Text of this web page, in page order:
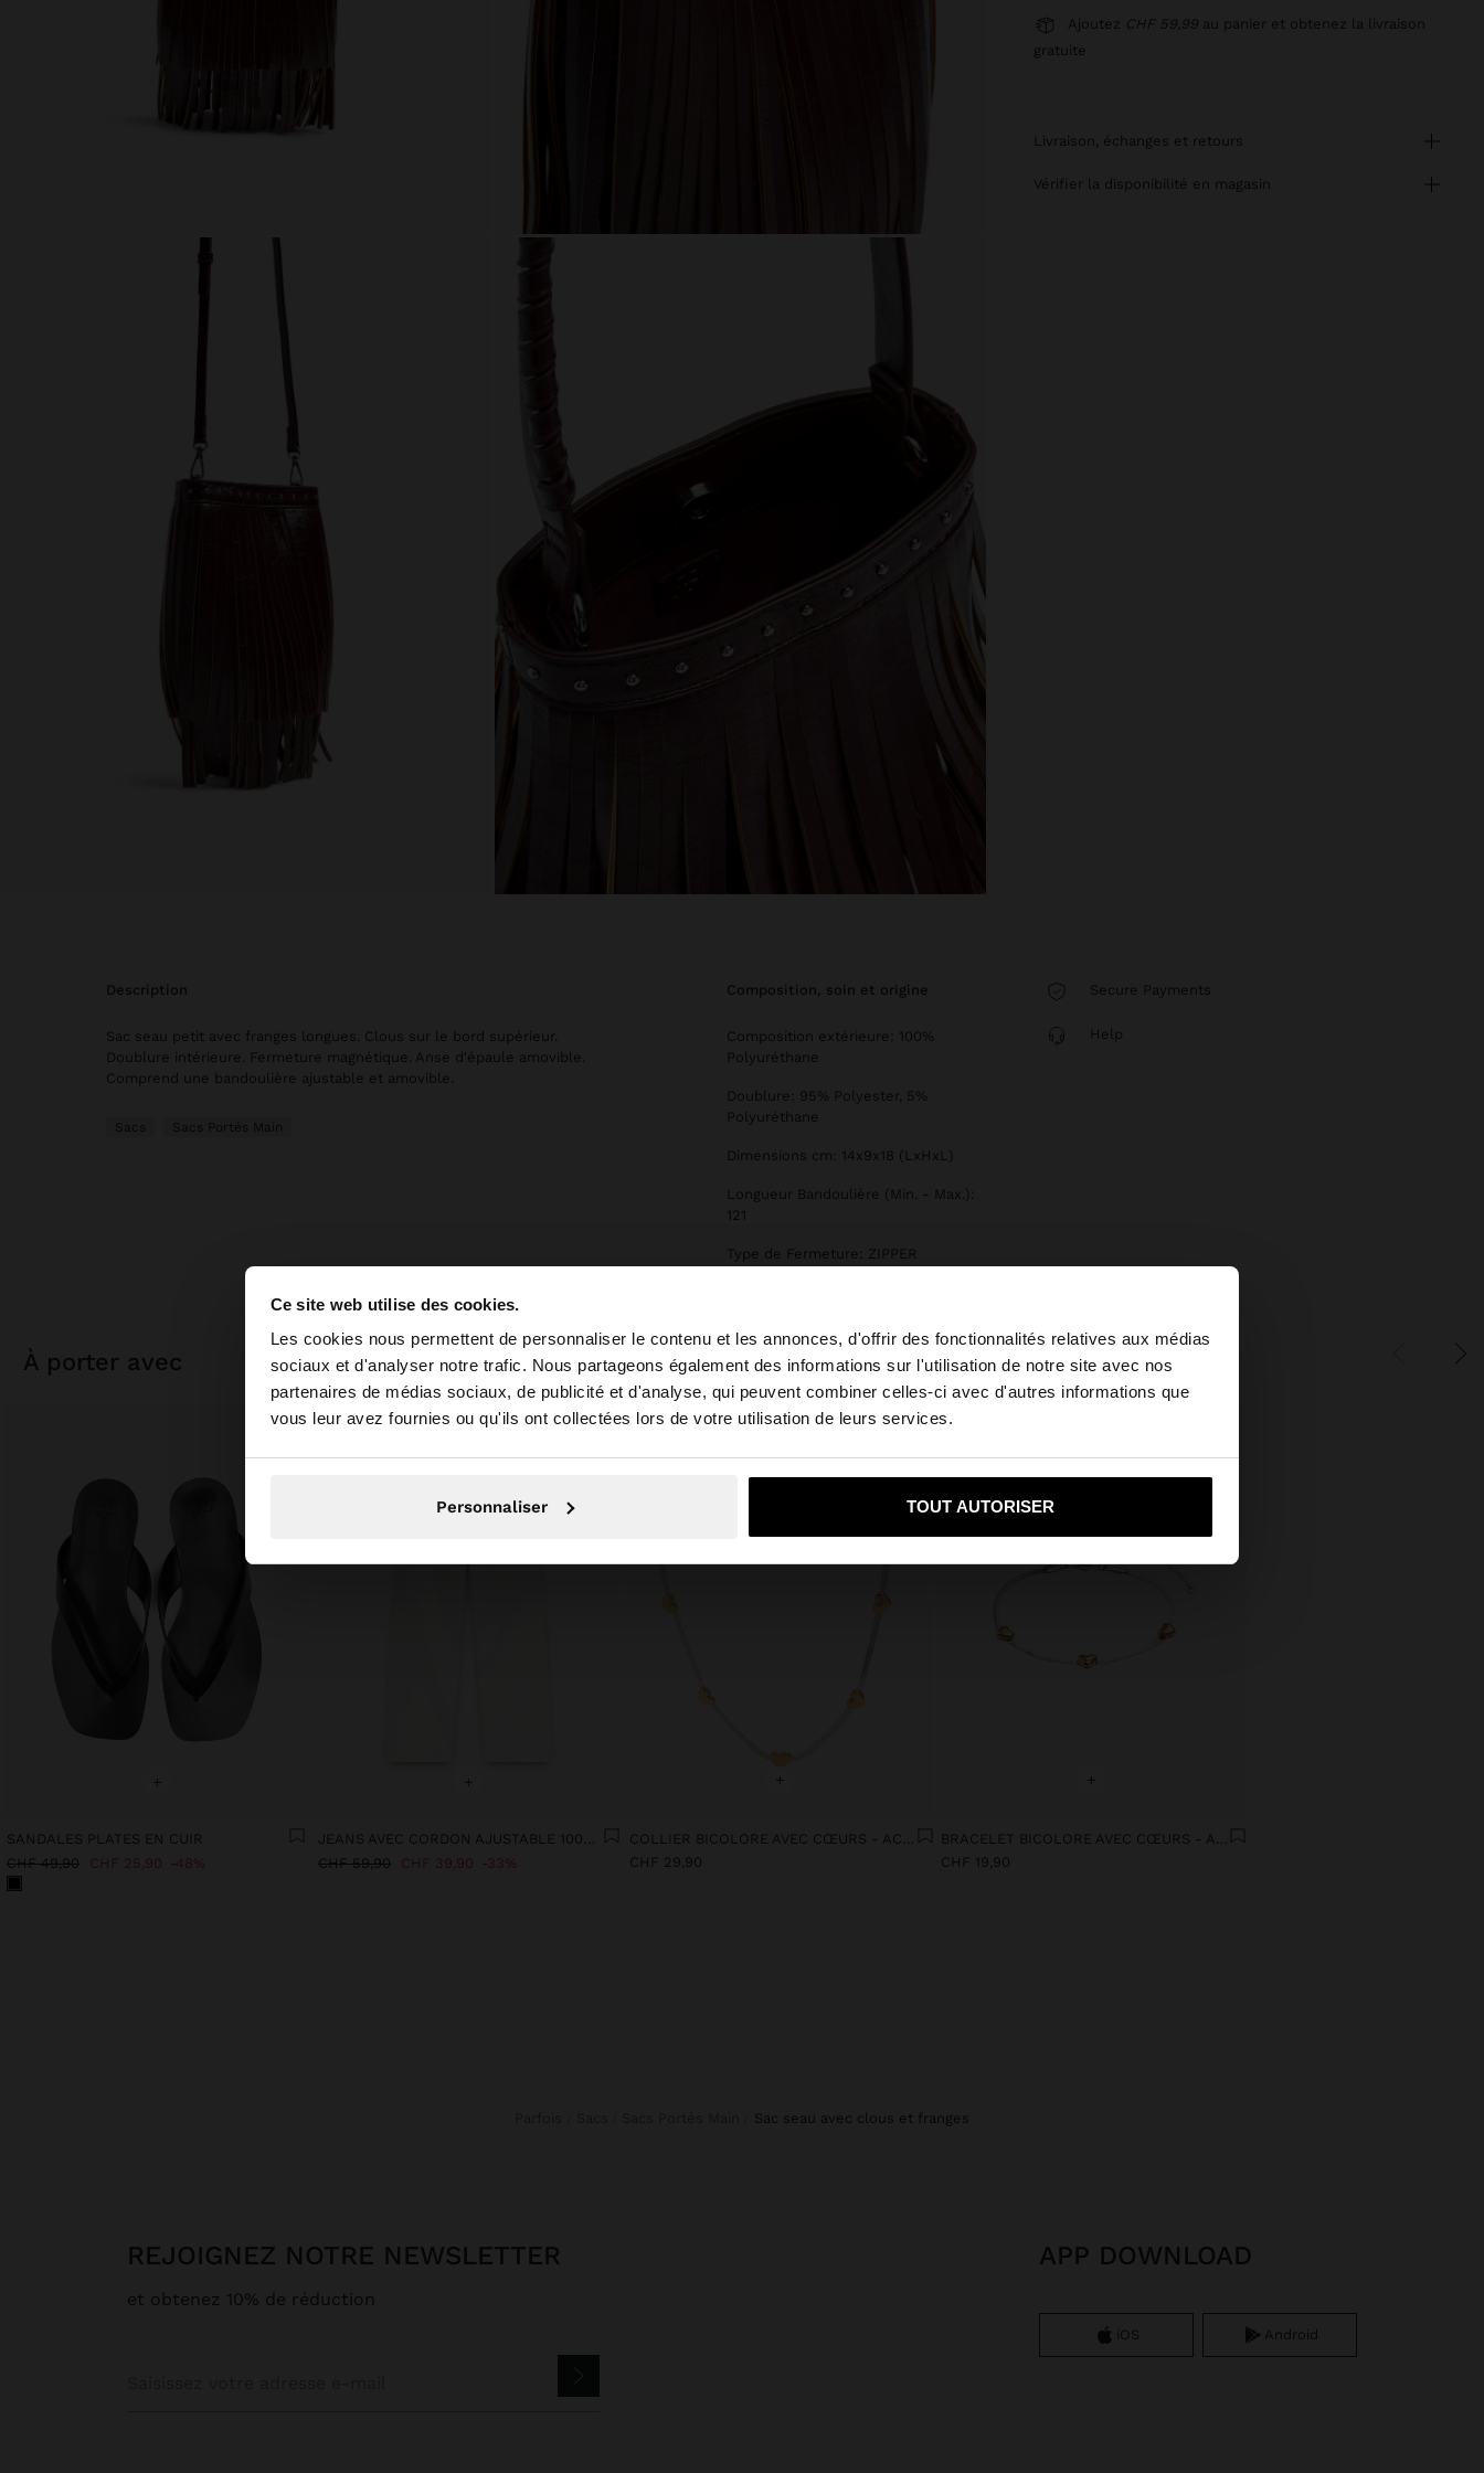
Ce site web utilise des cookies.
Les cookies nous permettent de personnaliser le contenu et les annonces, d'offrir des fonctionnalités relatives aux médias
sociaux et d'analyser notre trafic. Nous partageons également des informations sur l'utilisation de notre site avec nos
partenaires de médias sociaux, de publicité et d'analyse, qui peuvent combiner celles-ci avec d'autres informations que
vous leur avez fournies ou qu'ils ont collectées lors de votre utilisation de leurs services.
Personnaliser TOUT AUTORISER
bonjour ×
Vous accédez au site depuis Suisse. Voulez-vous parcourir notre site au United States?
Non, je souhaite rester sur Suisse Oui, dirigez-moi vers United States
Ajoutez CHF 59,99 au panier et obtenez la livraison
gratuite
livraison, échanges et retours
vérifier la disponibilité en magasin
description
Sac seau petit avec franges longues. Clous sur le bord supérieur.
Doublure intérieure. Fermeture magnétique. Anse d'épaule amovible.
Comprend une bandoulière ajustable et amovible.
Sacs Sacs Portés Main
composition, soin et origine
Composition extérieure: 100%
Polyuréthane
Doublure: 95% Polyester, 5%
Polyuréthane
Dimensions cm: 14x9x18 (LxHxL)
Longueur Bandoulière (Min. - Max.):
121
Type de Fermeture: ZIPPER
Secure Payments
Help
à porter avec
+
SANDALES PLATES EN CUIR
CHF 49,90 CHF 25,90 48%
+
CHF 59,90 CHF 39,90 33%
+
CHF 29,90
+
CHF 19,90
sac seau avec clous et franges
REJOIGNEZ NOTRE NEWSLETTER
et obtenez 10% de réduction
APP DOWNLOAD
iOS Android